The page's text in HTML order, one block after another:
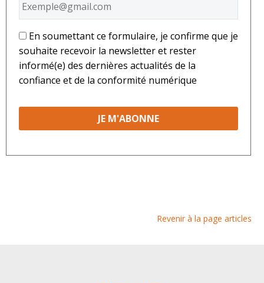
* En soumettant ce formulaire, je confirme que je
souhaite recevoir la newsletter et rester
informé(e) des dernières actualités de la
confiance et de la conformité numérique
Revenir à la page articles